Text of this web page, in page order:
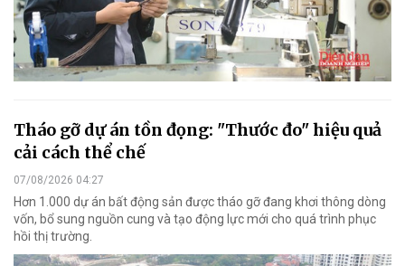
Tháo gỡ dự án tồn đọng: "Thước đo" hiệu quả
cải cách thể chế
07/08/2026 04:27
Hơn 1.000 dự án bất động sản được tháo gỡ đang khơi thông dòng
vốn, bổ sung nguồn cung và tạo động lực mới cho quá trình phục
hồi thị trường.